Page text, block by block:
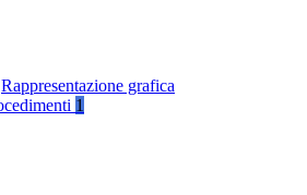
Rappresentazione grafica
1